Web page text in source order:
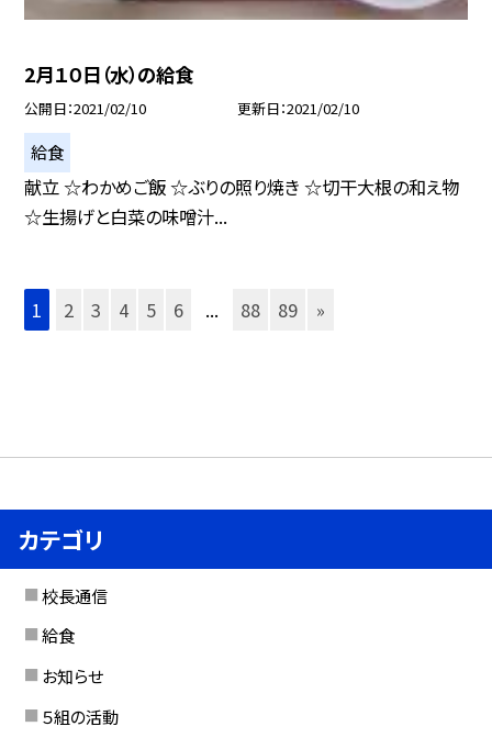
2月１０日（水）の給食
公開日 2021/02/10 更新日 2021/02/10
給食
献立 ☆わかめご飯 ☆ぶりの照り焼き ☆切干大根の和え物
☆生揚げと白菜の味噌汁...
1 2 3 4 5 6 ... 88 89 »
カテゴリ
校長通信
給食
お知らせ
５組の活動